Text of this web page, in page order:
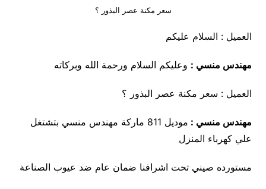
سعر مكنة عصر البذور ؟
العميل : السلام عليكم
مهندس منسي : وعليكم السلام ورحمة الله وبركاته
العميل : سعر مكنة عصر البذور ؟
مهندس منسي :
موديل 811 ماركة مهندس منسي بتشتغل
علي كهرباء المنزل
مستورده صيني تحت اشرافنا ضمان عام ضد عيوب الصناعة